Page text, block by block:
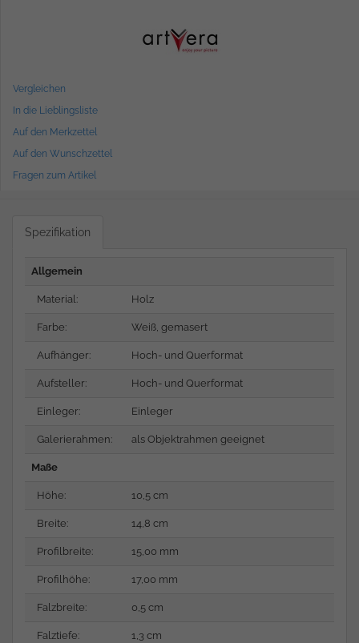
Vergleichen
In die Lieblingsliste
Auf den Merkzettel
Auf den Wunschzettel
Fragen zum Artikel
Spezifikation
Allgemein
Material: Holz
Farbe: Weiß, gemasert
Aufhänger: Hoch- und Querformat
Aufsteller: Hoch- und Querformat
Einleger: Einleger
Galerierahmen: als Objektrahmen geeignet
Maße
Höhe: 10,5 cm
Breite: 14,8 cm
Profilbreite: 15,00 mm
Profilhöhe: 17,00 mm
Falzbreite: 0,5 cm
Falztiefe: 1,3 cm